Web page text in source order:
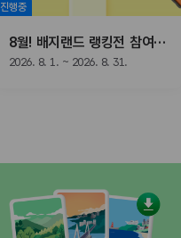
진행중
8월! 배지랜드 랭킹전 참여하고, 선물받자!
2026. 8. 1. ~ 2026. 8. 31.